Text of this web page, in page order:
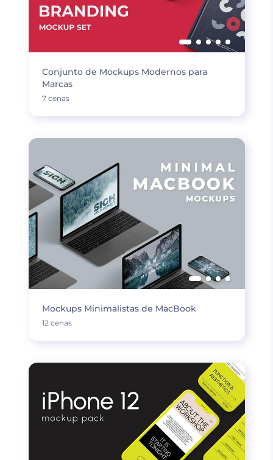
Conjunto de Mockups Modernos para
Marcas
7 cenas
Mockups Minimalistas de MacBook
12 cenas